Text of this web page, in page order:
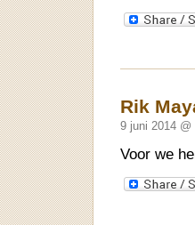
Rik
9 juni 2014 @
Voor we